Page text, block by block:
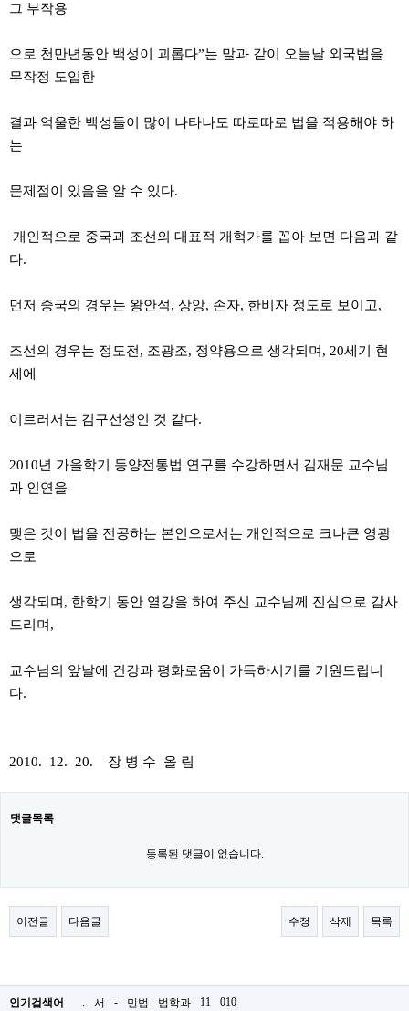
그 부작용
으로 천만년동안 백성이 괴롭다”는 말과 같이 오늘날 외국법을
무작정 도입한
결과 억울한 백성들이 많이 나타나도 따로따로 법을 적용해야 하
는
문제점이 있음을 알 수 있다.
개인적으로 중국과 조선의 대표적 개혁가를 꼽아 보면 다음과 같
다.
먼저 중국의 경우는 왕안석, 상앙, 손자, 한비자 정도로 보이고,
조선의 경우는 정도전, 조광조, 정약용으로 생각되며, 20세기 현
세에
이르러서는 김구선생인 것 같다.
2010년 가을학기 동양전통법 연구를 수강하면서 김재문 교수님
과 인연을
맺은 것이 법을 전공하는 본인으로서는 개인적으로 크나큰 영광
으로
생각되며, 한학기 동안 열강을 하여 주신 교수님께 진심으로 감사
드리며,
교수님의 앞날에 건강과 평화로움이 가득하시기를 기원드립니
다.
2010. 12. 20. 장 병 수 올 림
댓글목록
등록된 댓글이 없습니다.
이전글 다음글 수정 삭제 목록
인기검색어 . 서 - 민법 법학과 11 010